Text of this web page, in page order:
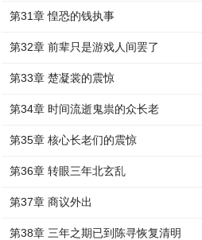
第31章 惶恐的钱执事
第32章 前辈只是游戏人间罢了
第33章 楚凝裳的震惊
第34章 时间流逝鬼祟的众长老
第35章 核心长老们的震惊
第36章 转眼三年北玄乱
第37章 商议外出
第38章 三年之期已到陈寻恢复清明